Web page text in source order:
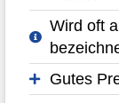
Wird oft
Gutes